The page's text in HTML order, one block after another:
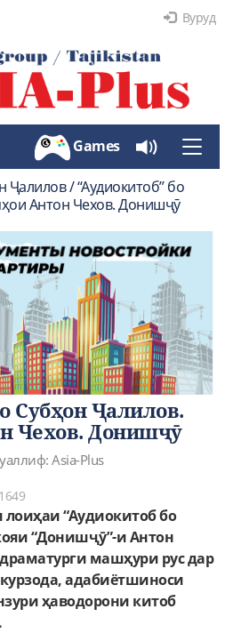
Вуруд
Toggle
Games
Ҷалилов / “Аудиокитоб” бо
Антон Чехов. Донишҷӯ
Субҳон Ҷалилов.
Чехов. Донишҷӯ
Asia-Plus
1649
“Аудиокитоб бо
“Донишҷӯ”-и Антон
машҳури рус дар
адабиётшиноси
ҳаводорони китоб